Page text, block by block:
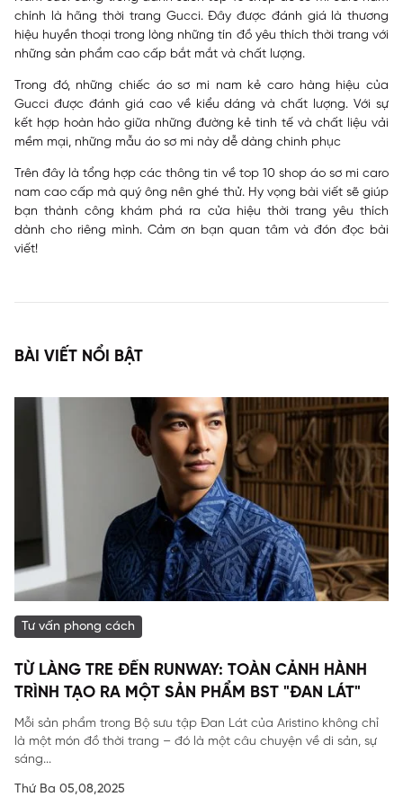
chính là hãng thời trang Gucci. Đây được đánh giá là thương
hiệu huyền thoại trong lòng những tín đồ yêu thích thời trang với
những sản phẩm cao cấp bắt mắt và chất lượng.
Trong đó, những chiếc áo sơ mi nam kẻ caro hàng hiệu của
Gucci được đánh giá cao về kiểu dáng và chất lượng. Với sự
kết hợp hoàn hảo giữa những đường kẻ tinh tế và chất liệu vải
mềm mại, những mẫu áo sơ mi này dễ dàng chinh phục
Trên đây là tổng hợp các thông tin về top 10 shop áo sơ mi caro
nam cao cấp mà quý ông nên ghé thử. Hy vọng bài viết sẽ giúp
bạn thành công khám phá ra cửa hiệu thời trang yêu thích
dành cho riêng mình. Cảm ơn bạn quan tâm và đón đọc bài
viết!
BÀI VIẾT NỔI BẬT
Tư vấn phong cách
TỪ LÀNG TRE ĐẾN RUNWAY: TOÀN CẢNH HÀNH
TRÌNH TẠO RA MỘT SẢN PHẨM BST "ĐAN LÁT"
Mỗi sản phẩm trong Bộ sưu tập Đan Lát của Aristino không chỉ
là một món đồ thời trang – đó là một câu chuyện về di sản, sự
sáng...
Thứ Ba 05,08,2025